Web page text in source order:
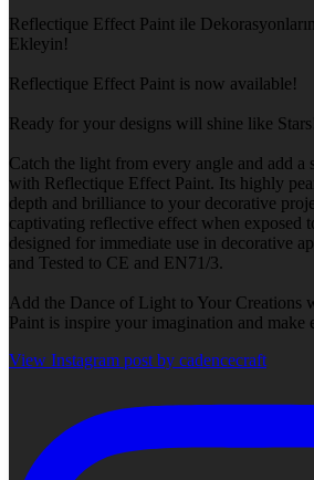
Reflectique Effect Paint ile
Ekleyin!
Reflectique Effect Paint is now available!
Ready for your designs will shine like Stars!
Catch the light from every angle and add a
with Reflectique Effect Paint. Its highly
depth and brilliance to your decorative
captivating reflective effect when exposed
designed for immediate use in decorative
and Tested to CE and EN71/3.
Add the Dance of Light to Your Creations
Paint is inspire your imagination and make
View Instagram post by cadencecraft